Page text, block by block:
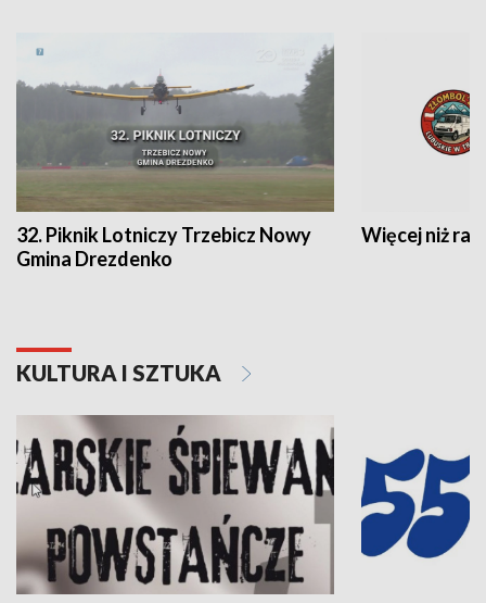
32. Piknik Lotniczy Trzebicz Nowy
Gmina Drezdenko
Więcej niż rajd
KULTURA I SZTUKA